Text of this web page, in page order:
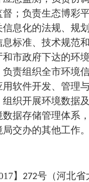
；负责生态博彩
息化的法规、规
标准、技术规范
市政府下达的环
责组织全市环境
软件开发、管理
织开展环境数据
据存储管理体系
交办的其他工作
】 272号（河北省